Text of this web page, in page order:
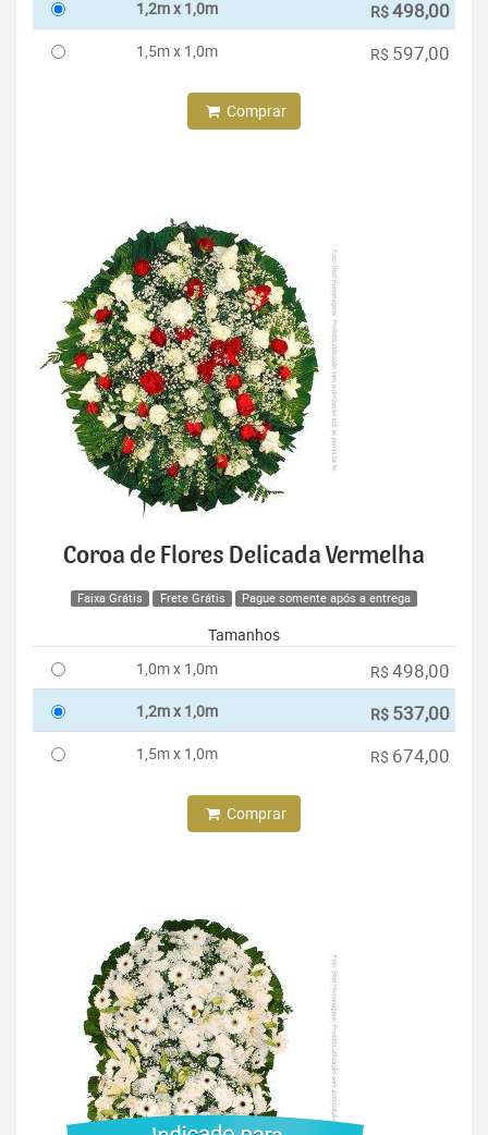
1,2m x 1,0m R$498,00
1,5m x 1,0m R$ 597,00
Comprar
Coroa de Flores Delicada Vermelha
Faixa Grátis Frete Grátis Pague somente após a entrega
Tamanhos
1,0m x 1,0m
R$ 498,00
1,2m x 1,0m R$ 537,00
1,5m x 1,0m R$ 674,00
Comprar